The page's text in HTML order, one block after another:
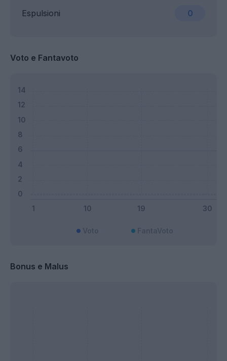
Espulsioni 0
Voto e Fantavoto
Bonus e Malus